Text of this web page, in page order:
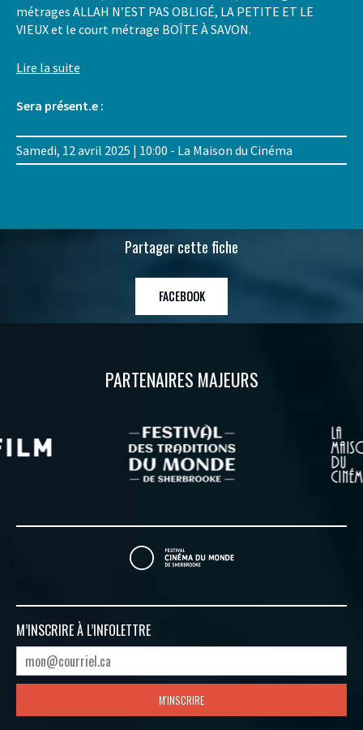
métrages ALLAH N’EST PAS OBLIGÉ, LA PETITE ET LE
VIEUX et le court métrage BOÎTE À SAVON.
Lire la suite
Sera présent.e :
Samedi, 12 avril 2025 | 10:00 - La Maison du Cinéma
Partager cette fiche
FACEBOOK
PARTENAIRES MAJEURS
M’INSCRIRE À L’INFOLETTRE
M'INSCRIRE